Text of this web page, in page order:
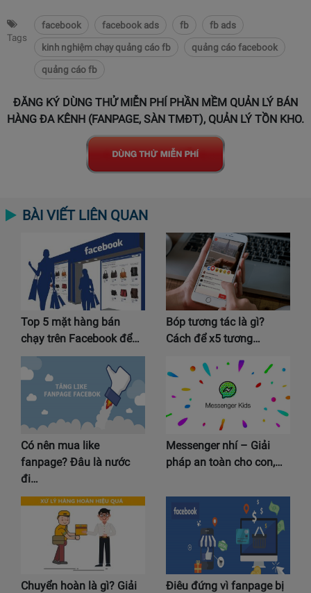
Tags
facebook facebook ads fb
fb ads
kinh nghiệm chạy quảng cáo fb
quảng cáo facebook
quảng cáo fb
ĐĂNG KÝ DÙNG THỬ MIỄN PHÍ PHẦN MỀM QUẢN LÝ BÁN
HÀNG ĐA KÊNH (FANPAGE, SÀN TMĐT), QUẢN LÝ TỒN KHO.
BÀI VIẾT LIÊN QUAN
Top 5 mặt hàng bán
chạy trên Facebook để…
Bóp tương tác là gì?
Cách để x5 tương…
Có nên mua like
fanpage? Đâu là nước
đi…
Messenger nhí – Giải
pháp an toàn cho con,…
Chuyển hoàn là gì? Giải
Điêu đứng vì fanpage bị